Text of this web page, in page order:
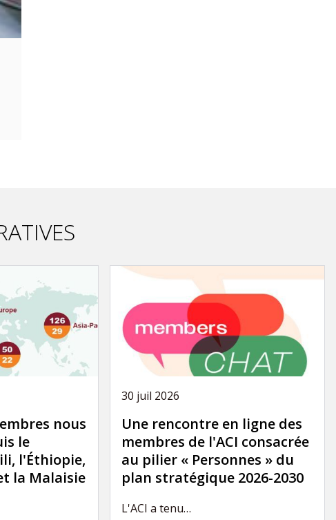
nous
le
l'Éthiopie,
la Malaisie
30 juil 2026
Une rencontre en ligne des
membres de l'ACI consacrée
au pilier « Personnes » du
plan stratégique 2026-2030
L'ACI a tenu…